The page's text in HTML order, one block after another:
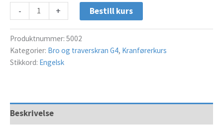
- + Bestill kurs
Produktnummer: 5002
Kategorier: Bro og traverskran G4, Kranførerkurs
Stikkord: Engelsk
Beskrivelse